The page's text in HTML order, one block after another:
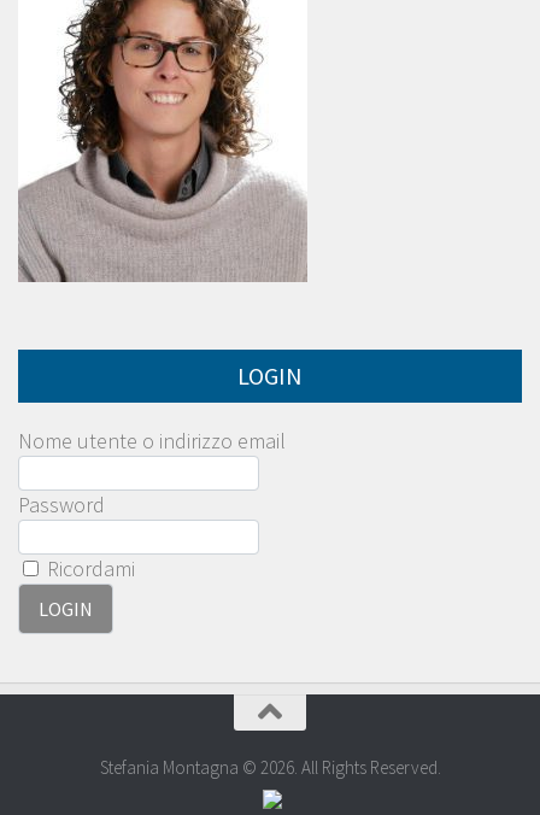
LOGIN
Nome utente o indirizzo email
Password
Ricordami
Stefania Montagna © 2026. All Rights Reserved.